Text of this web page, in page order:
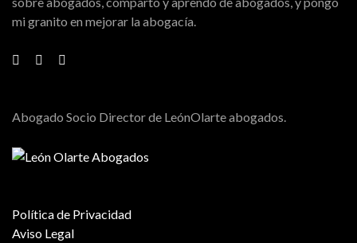
mi granito en mejorar la abogacía.
Abogado Socio Director de LeónOlarte abogados.
Política de Privacidad
Aviso Legal